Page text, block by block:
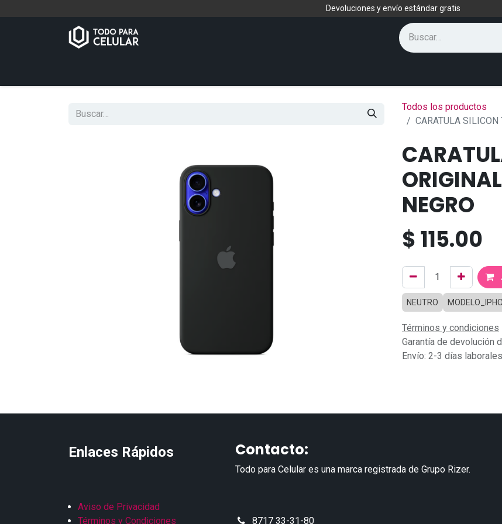
Devoluciones y envío estándar gratis
Todos los productos
CARATULA
NEGRO
$115.00
NEUTRO
Términos y condiciones
Garantía de devolución
Envío: 2-3 días laborales
Enlaces Rápidos Contacto:
Todo para Celular es una marca registrada de Grupo Rizer.
Aviso de Privacidad
Términos y Condiciones
8717 33-31-80